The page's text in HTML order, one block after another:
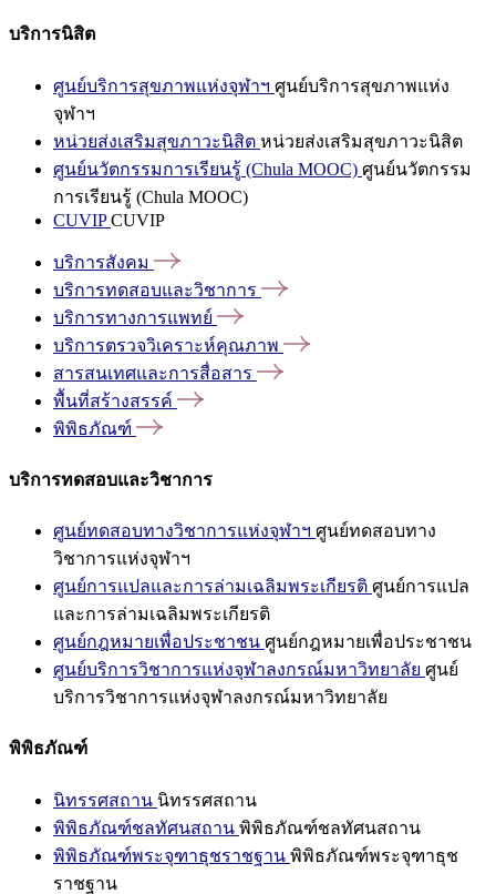
บริการนิสิต
ศูนย์บริการสุขภาพแห่งจุฬาฯ ศูนย์บริการสุขภาพแห่ง
จุฬาฯ
หน่วยส่งเสริมสุขภาวะนิสิต หน่วยส่งเสริมสุขภาวะนิสิต
ศูนย์นวัตกรรมการเรียนรู้ (Chula MOOC) ศูนย์นวัตกรรม
การเรียนรู้ (Chula MOOC)
CUVIPCUVIP
บริการสังคม
บริการทดสอบและวิชาการ
บริการทางการแพทย์
บริการตรวจวิเคราะห์คุณภาพ
สารสนเทศและการสื่อสาร
พื้นที่สร้างสรรค์
พิพิธภัณฑ์
บริการทดสอบและวิชาการ
ศูนย์ทดสอบทางวิชาการแห่งจุฬาฯ ศูนย์ทดสอบทาง
วิชาการแห่งจุฬาฯ
ศูนย์การแปลและการล่ามเฉลิมพระเกียรติ ศูนย์การแปล
และการล่ามเฉลิมพระเกียรติ
ศูนย์กฎหมายเพื่อประชาชน ศูนย์กฎหมายเพื่อประชาชน
ศูนย์บริการวิชาการแห่งจุฬาลงกรณ์มหาวิทยาลัย ศูนย์
บริการวิชาการแห่งจุฬาลงกรณ์มหาวิทยาลัย
พิพิธภัณฑ์
นิทรรศสถาน นิทรรศสถาน
พิพิธภัณฑ์ชลทัศนสถาน พิพิธภัณฑ์ชลทัศนสถาน
พิพิธภัณฑ์พระจุฑาธุชราชฐาน พิพิธภัณฑ์พระจุฑาธุช
ราชฐาน